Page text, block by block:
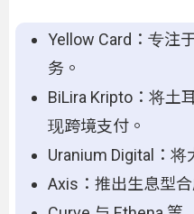
Yellow Card：专注
务。
BiLira Kripto：将土
现跨境支付。
Uranium Digital：将
Axis：推出生息型合